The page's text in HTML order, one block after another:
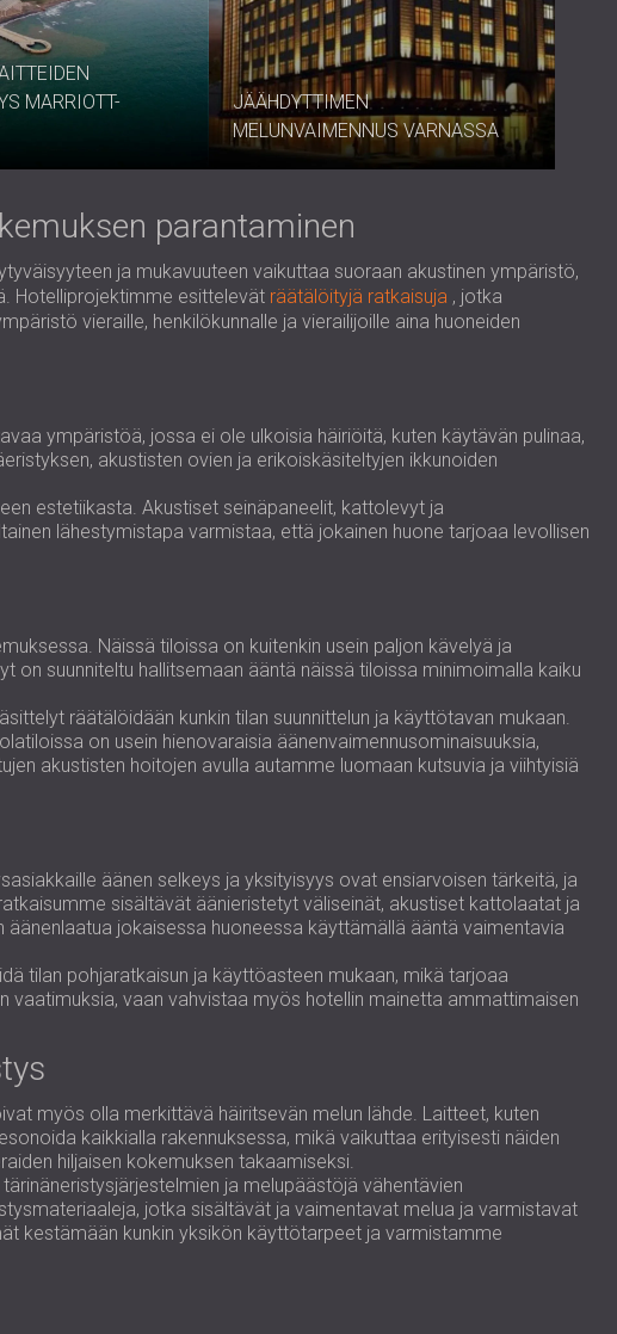
MARRIOTT-
JÄÄHDYTTIMEN
MELUNVAIMENNUS VARNASSA
parantaminen
ja mukavuuteen vaikuttaa suoraan akustinen ympäristö,
Hotelliprojektimme esittelevät räätälöityjä ratkaisuja , jotka
vieraille, henkilökunnalle ja vierailijoille aina huoneiden
ympäristöä, jossa ei ole ulkoisia häiriöitä, kuten käytävän pulinaa,
akustisten ovien ja erikoiskäsiteltyjen ikkunoiden
estetiikasta. Akustiset seinäpaneelit, kattolevyt ja
lähestymistapa varmistaa, että jokainen huone tarjoaa levollisen
Näissä tiloissa on kuitenkin usein paljon kävelyä ja
on suunniteltu hallitsemaan ääntä näissä tiloissa minimoimalla kaiku
räätälöidään kunkin tilan suunnittelun ja käyttötavan mukaan.
on usein hienovaraisia äänenvaimennusominaisuuksia,
akustisten hoitojen avulla autamme luomaan kutsuvia ja viihtyisiä
äänen selkeys ja yksityisyys ovat ensiarvoisen tärkeitä, ja
sisältävät äänieristetyt väliseinät, akustiset kattolaatat ja
jokaisessa huoneessa käyttämällä ääntä vaimentavia
tilan pohjaratkaisun ja käyttöasteen mukaan, mikä tarjoaa
vaatimuksia, vaan vahvistaa myös hotellin mainetta ammattimaisen
myös olla merkittävä häiritsevän melun lähde. Laitteet, kuten
kaikkialla rakennuksessa, mikä vaikuttaa erityisesti näiden
hiljaisen kokemuksen takaamiseksi.
ja melupäästöjä vähentävien
jotka sisältävät ja vaimentavat melua ja varmistavat
kestämään kunkin yksikön käyttötarpeet ja varmistamme